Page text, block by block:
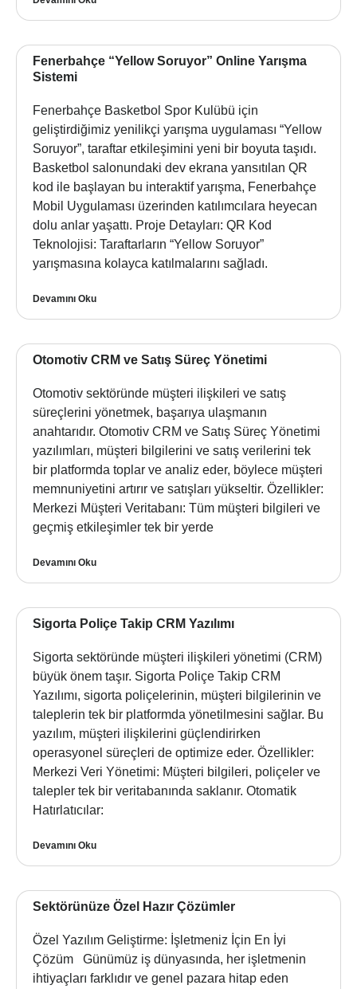
Fenerbahçe “Yellow Soruyor” Online Yarışma
Sistemi
Fenerbahçe Basketbol Spor Kulübü için
geliştirdiğimiz yenilikçi yarışma uygulaması “Yellow
Soruyor”, taraftar etkileşimini yeni bir boyuta taşıdı.
Basketbol salonundaki dev ekrana yansıtılan QR
kod ile başlayan bu interaktif yarışma, Fenerbahçe
Mobil Uygulaması üzerinden katılımcılara heyecan
dolu anlar yaşattı. Proje Detayları: QR Kod
Teknolojisi: Taraftarların “Yellow Soruyor”
yarışmasına kolayca katılmalarını sağladı.
Devamını Oku
Otomotiv CRM ve Satış Süreç Yönetimi
Otomotiv sektöründe müşteri ilişkileri ve satış
süreçlerini yönetmek, başarıya ulaşmanın
anahtarıdır. Otomotiv CRM ve Satış Süreç Yönetimi
yazılımları, müşteri bilgilerini ve satış verilerini tek
bir platformda toplar ve analiz eder, böylece müşteri
memnuniyetini artırır ve satışları yükseltir. Özellikler:
Merkezi Müşteri Veritabanı: Tüm müşteri bilgileri ve
geçmiş etkileşimler tek bir yerde
Devamını Oku
Sigorta Poliçe Takip CRM Yazılımı
Sigorta sektöründe müşteri ilişkileri yönetimi (CRM)
büyük önem taşır. Sigorta Poliçe Takip CRM
Yazılımı, sigorta poliçelerinin, müşteri bilgilerinin ve
taleplerin tek bir platformda yönetilmesini sağlar. Bu
yazılım, müşteri ilişkilerini güçlendirirken
operasyonel süreçleri de optimize eder. Özellikler:
Merkezi Veri Yönetimi: Müşteri bilgileri, poliçeler ve
talepler tek bir veritabanında saklanır. Otomatik
Hatırlatıcılar:
Devamını Oku
Sektörünüze Özel Hazır Çözümler
Özel Yazılım Geliştirme: İşletmeniz İçin En İyi
Çözüm Günümüz iş dünyasında, her işletmenin
ihtiyaçları farklıdır ve genel pazara hitap eden